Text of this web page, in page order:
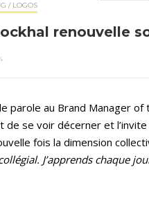
/ LOGOS
renouvelle
parole au Brand Manager
de se voir décerner et
fois la dimension
J’apprends chaque